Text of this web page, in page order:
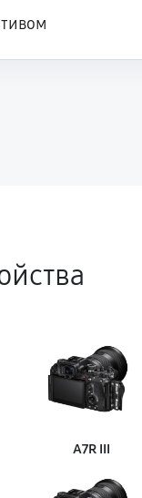
A7R III